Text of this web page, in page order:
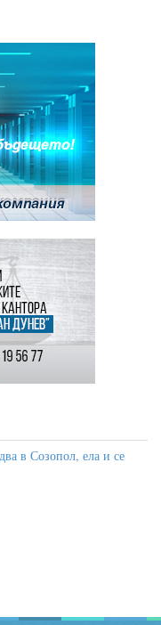
в Созопол, ела и се